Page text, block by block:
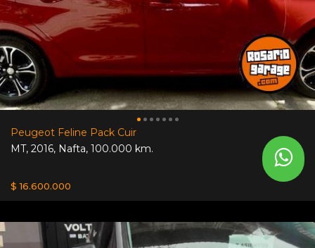
Peugeot Feline Pack Cuir
MT, 2016, Nafta, 100.000 km.
$ 16.600.000